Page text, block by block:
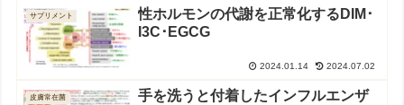
サプリメント
性ホルモンの代謝を正常化するDIM･
I3C･EGCG
2024.01.14 2024.07.02
皮膚常在菌
手を洗うと付着したインフルエンザ